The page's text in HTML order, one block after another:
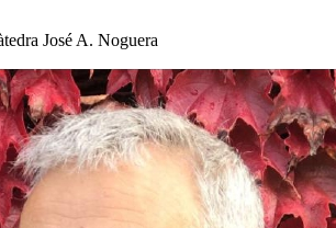
José A. Noguera